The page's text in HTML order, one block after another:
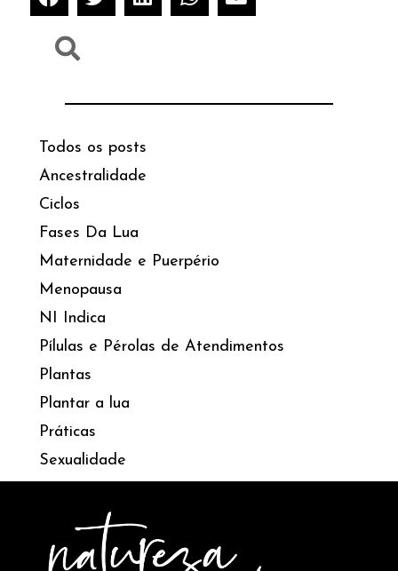
Todos os posts
Ancestralidade
Ciclos
Fases Da Lua
Maternidade e Puerpério
Menopausa
NI Indica
Pílulas e Pérolas de Atendimentos
Plantas
Plantar a lua
Práticas
Sexualidade